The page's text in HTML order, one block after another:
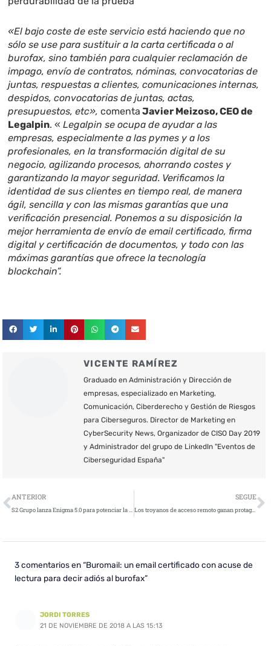
«El bajo coste de este servicio está haciendo que no
sólo se use para sustituir a la carta certificada o al
burofax, sino también para cualquier reclamación de
impago, envío de contratos, nóminas, convocatorias de
juntas, respuestas a clientes, comunicaciones internas,
despidos, convocatorias de juntas, actas,
presupuestos, etc»,comenta Javier Meizoso, CEO de
Legalpin. « Legalpin se ocupa de ayudar a las
empresas, especialmente a las pymes y a los
profesionales, en la transformación digital de su
negocio, agilizando procesos, ahorrando costes y
garantizando la mayor seguridad. Verificamos la
identidad de sus clientes en tiempo real, de manera
ágil, sencilla y con las mismas garantías que una
verificación presencial. Ponemos a su disposición la
mejor herramienta de envío de email certificado, firma
digital y certificación de documentos, y todo con las
máximas garantías que ofrece la tecnología
blockchain”.
VICENTE RAMÍREZ
Graduado en Administración y Dirección de
empresas, especializado en Marketing,
Comunicación, Ciberderecho y Gestión de Riesgos
para Ciberseguros. Director de Marketing en
CyberSecurity News, Organizador de CISO Day 2019
y Administrador del grupo de LinkedIn "Eventos de
Ciberseguridad España"
Ant
ANTERIOR
S2 Grupo lanza Enigma 5.0 para potenciar la empleabilidad y captación de talento en el ámbito de la ciberseguridad
SEGUE
Los troyanos de acceso remoto ganan protagonismo entre los ciberdelincuentes
3 comentarios en “Buromail: un email certificado con acuse de
lectura para decir adiós al burofax”
JORDI TORRES
21 DE NOVIEMBRE DE 2018 A LAS 15:13